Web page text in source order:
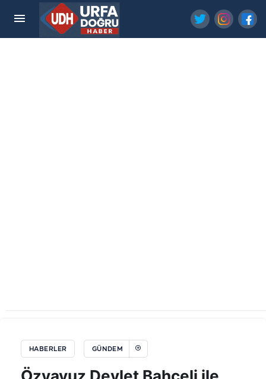
HABERLER GÜNDEM
HALFETİ’DE YOLLAR KİLİTLİ PARKE TAŞLARIYLA